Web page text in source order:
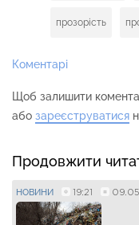
прозорість
Коментарі
Щоб залишити
або зареєструватися
Продовжити
НОВИНИ 19:21